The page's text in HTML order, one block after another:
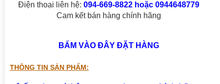
Điện thoại liên hệ:094-669-8822 hoặc 0944648779
Cam kết bán hàng chính hãng
BẤM VÀO ĐÂY ĐẶT HÀNG
THÔNG TIN SẢN PHẨM: